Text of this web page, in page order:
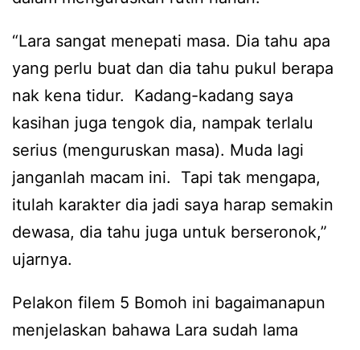
“Lara sangat menepati masa. Dia tahu apa
yang perlu buat dan dia tahu pukul berapa
nak kena tidur. Kadang-kadang saya
kasihan juga tengok dia, nampak terlalu
serius (menguruskan masa). Muda lagi
janganlah macam ini. Tapi tak mengapa,
itulah karakter dia jadi saya harap semakin
dewasa, dia tahu juga untuk berseronok,”
ujarnya.
Pelakon filem 5 Bomoh ini bagaimanapun
menjelaskan bahawa Lara sudah lama